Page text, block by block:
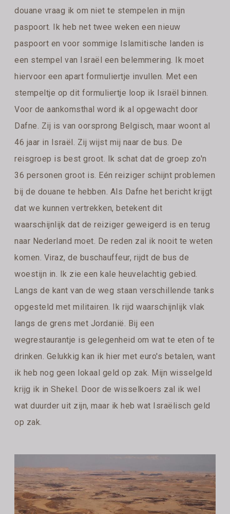
douane vraag ik om niet te stempelen in mijn
paspoort. Ik heb net twee weken een nieuw
paspoort en voor sommige Islamitische landen is
een stempel van Israël een belemmering. Ik moet
hiervoor een apart formuliertje invullen. Met een
stempeltje op dit formuliertje loop ik Israël binnen.
Voor de aankomsthal word ik al opgewacht door
Dafne. Zij is van oorsprong Belgisch, maar woont al
46 jaar in Israël. Zij wijst mij naar de bus. De
reisgroep is best groot. Ik schat dat de groep zo'n
36 personen groot is. Eén reiziger schijnt problemen
bij de douane te hebben. Als Dafne het bericht krijgt
dat we kunnen vertrekken, betekent dit
waarschijnlijk dat de reiziger geweigerd is en terug
naar Nederland moet. De reden zal ik nooit te weten
komen. Viraz, de buschauffeur, rijdt de bus de
woestijn in. Ik zie een kale heuvelachtig gebied.
Langs de kant van de weg staan verschillende tanks
opgesteld met militairen. Ik rijd waarschijnlijk vlak
langs de grens met Jordanië. Bij een
wegrestaurantje is gelegenheid om wat te eten of te
drinken. Gelukkig kan ik hier met euro's betalen, want
ik heb nog geen lokaal geld op zak. Mijn wisselgeld
krijg ik in Shekel. Door de wisselkoers zal ik wel
wat duurder uit zijn, maar ik heb wat Israëlisch geld
op zak.